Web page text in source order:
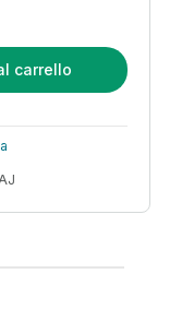
sterling 925 gioielli di
carrello